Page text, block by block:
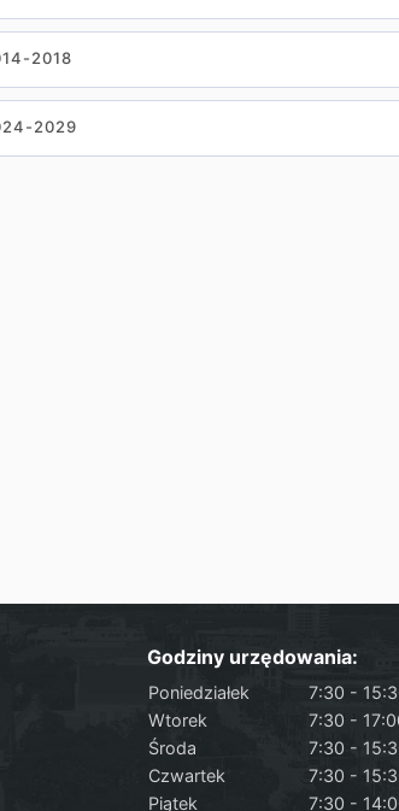
2018
2029
Godziny urzędowania:
Poniedziałek
7:30 -
Wtorek
7:30 -
Środa
7:30 -
Czwartek
7:30 -
Piątek
7:30 -